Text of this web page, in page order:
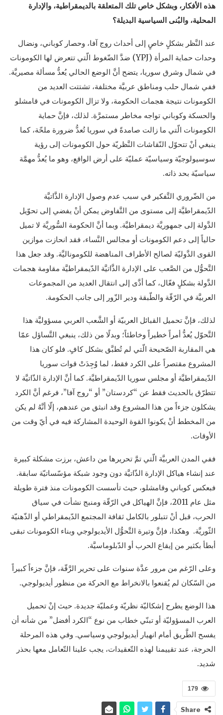
هذه الأفكار، وبشكل خاص تلك المتعلقة بالديمقراطية، والإدارة
المحلية، والبُنى السياسية البديلة؟
عند النَّظر بشكلٍ خاصٍ إلى أحداث روج آفا، وحصار كوباني، ونضال
وحدات حماية المرأة (YPJ) ضدَّ الضّغوط الّتي تتعرض لها الكومونات
في شمال وشرق سوريا، يتضح أنَّ الوضع الحالي يُعدُّ مسألة مصيريَّة.
ففي شمال حلب ومناطق عربيَّة مختلفة، تشتتت العديد من
الكومونات نتيجة هجمات الحكومة، ولا تزال الكومونات في قامشلو
والحسكة وكوباني تواجه مخاطر مستمرَّة. لذلك، فإنَّ حماية
الكومونات الّتي ما زالت صامدةً في سوريا تُعدُّ ضرورة ملحّة، كما
ينبغي أنْ تتحوّل النّقاشات النَّظريّة حول الكومونات إلى رؤية
سوسيولوجيّة وسياسيّة عمليّة على أرض الواقع، وهو ما يُعدُّ مهمَّة
سياسيّة بحد ذاته.
من الضّروري التَّفكير في سبب عدم وصول الإدارة الذَّاتيَّة
الدّيمقراطيَّة إلى مستوى من التَّفاوض يمكن أنْ يفضي إلى تحوّيل
الدَّولة إلى جمهوريَّة ديمقراطيَّة. وبما أنَّ الحكومة السُّوريَّة لا تميل
حالياً إلى دعم الكومونات أو مجالس النَّساء، فقد انحازت موازين
القوى الدَّوليّة لصالح الأطراف المناهضة للكوموناليَّة. وقد جعل هذا
التَّحوُّل من الصَّعب على الإدارة الذَّاتيَّة الدّيمقراطيَّة مقاومة هجمات
الدَّولة بشكلٍ فعّال، كما أدَّى إلى انتقال العديد من المجموعات
العربيَّة في الرّقّة والطّبقة ودير الزّور إلى جانب الحكومة.
لذلك، فإنَّ تحميل القبائل العربيّة أو الشَّعب العربي مسؤوليَّة هذا
التَّحوّل يُعدُّ أمراً خطيراً وخاطئاً؛ وبدلًا من ذلك، ينبغي التَّساؤل عمّا
هي المقاربة الصّحيحة الّتي لم تُطبَّق بشكل كافٍ. فلو كان هذا
المشروع مقتصراً على الكرد فقط، لما وُجِدَتْ قوات سوريا
الدّيمقراطيَّة أو مجلس سوريا الدّيمقراطيَّة. كما أنَّ الإدارة الذّاتيَّة لا
تتطرّق بالحديث فقط عن “كردستان” أو “روج آفا”، فرغم أنَّ الكرد
يشكلون جزءاً من هذا المشروع وقد انبثق من عندهم، إلّا أنَّهُ لم يكن
من المخطط أنْ يكونوا القوة الوحيدة المشاركة فيه في أيّ وقت من
الأوقات.
ففي المدن العربيَّة الّتي تمَّ تحريرها من داعش، برزت مشكلة كبيرة
عند إنشاء هياكل الإدارة الذّاتيَّة دون وجود شبكة مؤسّساتيّة سابقة.
فبعكس كوباني وقامشلو، حيث تأسست الكومونات منذ فترة طويلة
مثل عام 2011، فإنَّ الهياكل في الرّقّة ومنبج نشأت في سياق
الحرب، قبل أنْ تتبلور بالكامل ثقافة المجتمع الدّيمقراطي أو الذّهنيّة
الثّوريَّة. وهكذا، فإنَّ وتيرة التَّحوُّل الأيديولوجي وبناء الكومونات تبقى
أبطأ بكثير من إيقاع الحرب أو الدّبلوماسيَّة.
وعلى الرّغم من مرور عدَّة سنوات على تحرير الرَّقّة، فإنَّ جزءاً كبيراً
من السّكان لم يُقنعوا بالانخراط مع الحركة من منظور أيديولوجي.
هذا الوضع يطرح إشكاليّة نظريّة وعمليّة جديدة. حيث إنْ تحميل
العرب المسؤوليّة أو تبنّي خطاب من نوع “الكرد أفضل” من شأنه أن
يفسح الطَّريق أمام انهيار أيديولوجي وسياسي. وفي هذه المرحلة
الحرجة، عند تقييمنا لهذه التّعقيدات، يجب علينا التّعامل معها بحذر
شديد.
179
Share